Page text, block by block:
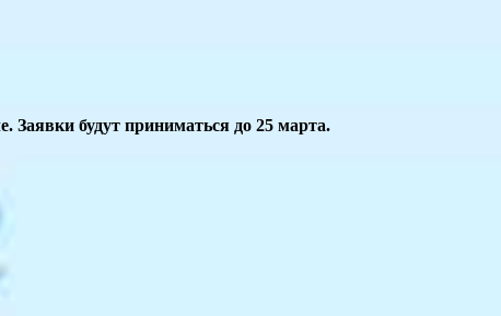
Заявки будут приниматься до 25 марта.